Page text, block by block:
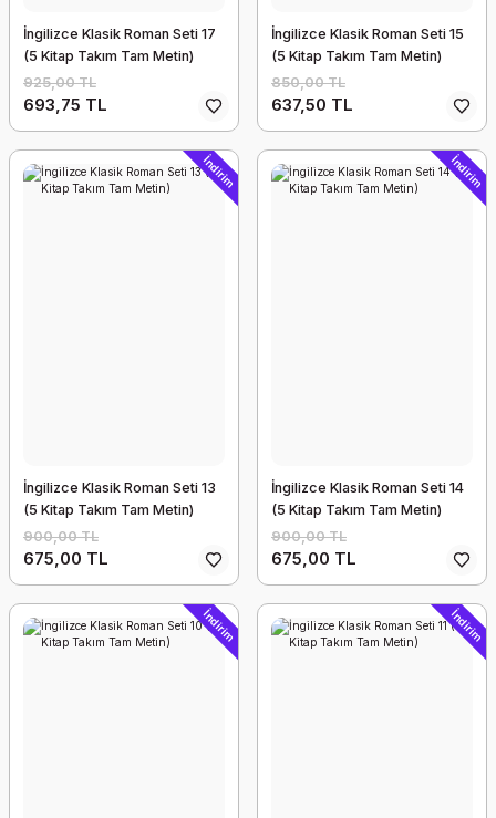
İngilizce Klasik Roman Seti 17
(5 Kitap Takım Tam Metin)
925,00 TL
693,75 TL
İngilizce Klasik Roman Seti 15
(5 Kitap Takım Tam Metin)
850,00 TL
637,50 TL
İndirim
İngilizce Klasik Roman Seti 13
(5 Kitap Takım Tam Metin)
900,00 TL
675,00 TL
İndirim
İngilizce Klasik Roman Seti 14
(5 Kitap Takım Tam Metin)
900,00 TL
675,00 TL
İndirim İndirim